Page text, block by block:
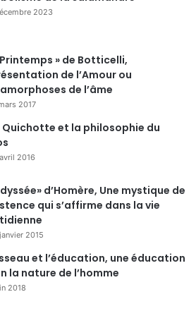
2023
Printemps » de Botticelli,
de l’Amour ou
de l’âme
2017
Quichotte et la philosophie du
2016
d’Homère, Une mystique de
qui s’affirme dans la vie
2015
et l’éducation, une éducation
la nature de l’homme
2018